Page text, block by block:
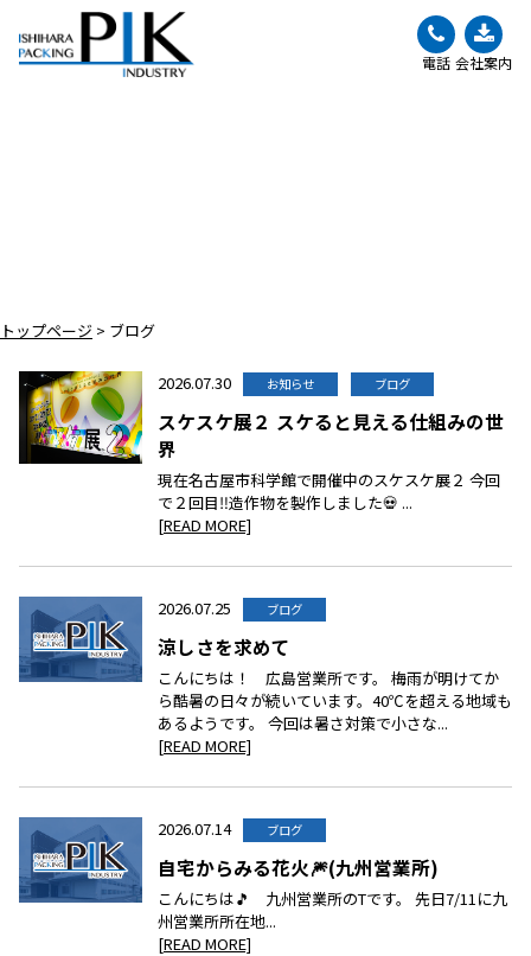
電話 会社案内
トップページ > ブログ
2026.07.30 お知らせ ブログ
スケスケ展２ スケると見える仕組みの世
界
現在名古屋市科学館で開催中のスケスケ展２ 今回
で２回目‼造作物を製作しました💀 ...
[READ MORE]
2026.07.25 ブログ
涼しさを求めて
こんにちは！ 広島営業所です。 梅雨が明けてか
ら酷暑の日々が続いています。40℃を超える地域も
あるようです。 今回は暑さ対策で小さな...
[READ MORE]
2026.07.14 ブログ
自宅からみる花火🎆(九州営業所)
こんにちは🎵 九州営業所のTです。 先日7/11に九
州営業所所在地...
[READ MORE]